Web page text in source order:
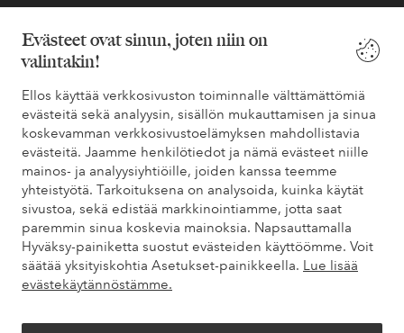
Evästeet ovat sinun, joten niin on
valintakin!
Ellos käyttää verkkosivuston toiminnalle välttämättömiä
evästeitä sekä analyysin, sisällön mukauttamisen ja sinua
koskevamman verkkosivustoelämyksen mahdollistavia
evästeitä. Jaamme henkilötiedot ja nämä evästeet niille
mainos- ja analyysiyhtiöille, joiden kanssa teemme
yhteistyötä. Tarkoituksena on analysoida, kuinka käytät
sivustoa, sekä edistää markkinointiamme, jotta saat
paremmin sinua koskevia mainoksia. Napsauttamalla
Hyväksy-painiketta suostut evästeiden käyttöömme. Voit
säätää yksityiskohtia Asetukset-painikkeella. Lue lisää
evästekäytännöstämme.
Löydät vastaukset useimmin kysyttyihin kysymyksiin usein
kysytyistä kysymyksistä. Löydät myös tietoa siitä, miten voit ottaa
meihin yhteyttä.
Asiakaspalvelu Tilaukset Maksutavat
Omat sivut
Tietoa Elloksesta